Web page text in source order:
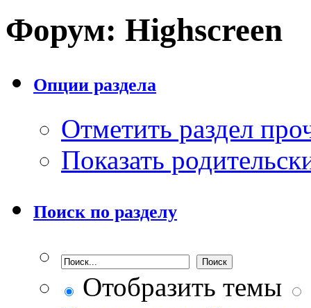
Форум: Highscreen
Опции раздела
Отметить раздел
Показать
Поиск по разделу
Отобразить темы